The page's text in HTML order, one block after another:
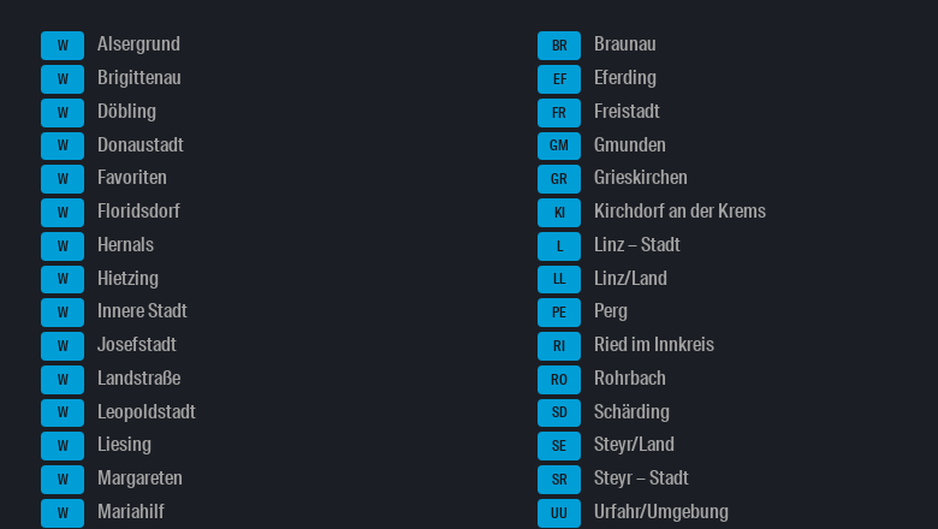
W Alsergrund
W Brigittenau
W Döbling
W Donaustadt
W Favoriten
W Floridsdorf
W Hernals
W Hietzing
W Innere Stadt
W Josefstadt
W Landstraße
W Leopoldstadt
W Liesing
W Margareten
W Mariahilf
BR Braunau
EF Eferding
FR Freistadt
GM Gmunden
GR Grieskirchen
KI Kirchdorf an der Krems
L Linz – Stadt
LL Linz/Land
PE Perg
RI Ried im Innkreis
RO Rohrbach
SD Schärding
SE Steyr/Land
SR Steyr – Stadt
UU Urfahr/Umgebung